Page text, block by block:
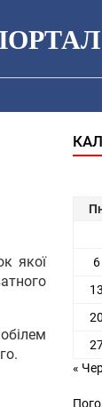
якої
6
13
20
«